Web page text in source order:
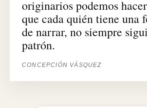
originarios podemos
que cada quién tiene una
de narrar, no siempre
patrón.
CONCEPCIÓN VÁSQUEZ